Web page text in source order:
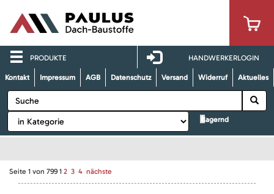
PRODUKTE HANDWERKERLOGIN
Kontakt Impressum AGB Datenschutz Versand Widerruf Aktuelles
lagernd
Seite 1 von 799 1 2 3 4 nächste